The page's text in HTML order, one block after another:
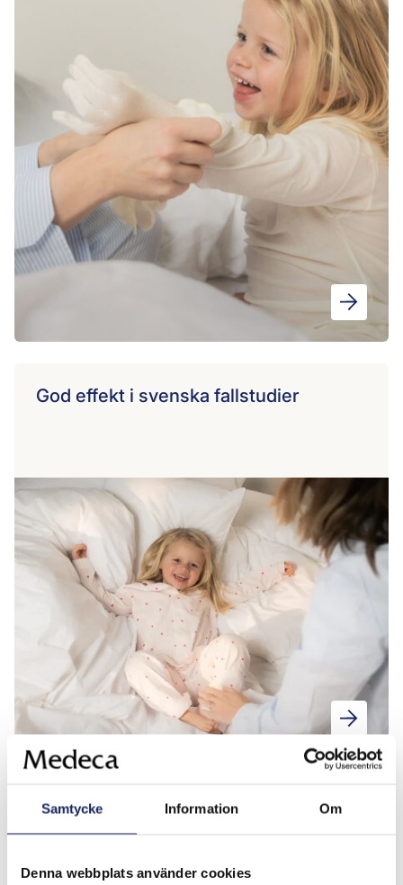
Samtycke Information Om
Denna webbplats använder cookies
God effekt i svenska fallstudier
Medicinska referenser DermaSilk